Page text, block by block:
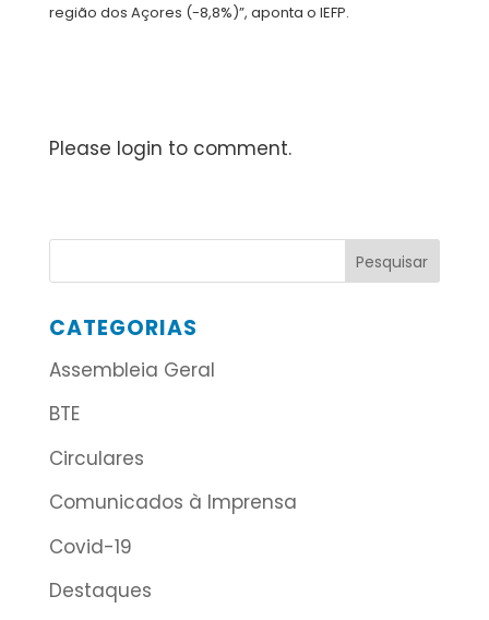
região dos Açores (-8,8%)”, aponta o IEFP.
Please login to comment.
CATEGORIAS
Assembleia Geral
BTE
Circulares
Comunicados à Imprensa
Covid-19
Destaques